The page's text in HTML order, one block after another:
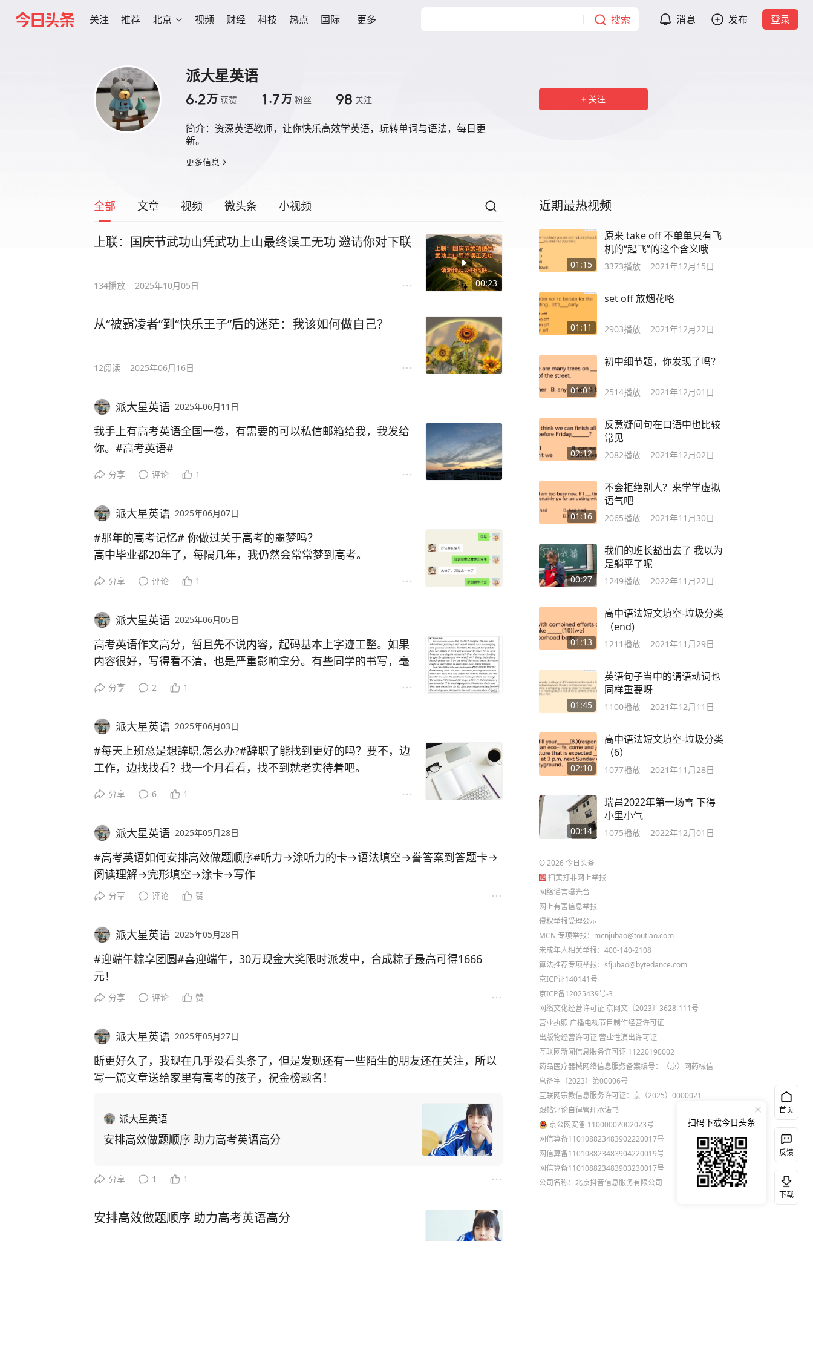
关注 推荐 北京 视频 财经 科技 热点 国际 更多 搜索 消息 发布 登录
派大星英语
6.2万 获赞 1.7万 粉丝 98 关注
简介： 资深英语教师，让你快乐高效学英语，玩转单词与语法，每日更
新。
更多信息
关注
全部 文章 视频 微头条 小视频
00:23
上联：国庆节武功山凭武功上山最终误工无功 邀请你对下联
134播放 2025年10月05日
从“被霸凌者”到“快乐王子”后的迷茫：我该如何做自己？
12阅读 2025年06月16日
派大星英语 2025年06月11日
我手上有高考英语全国一卷，有需要的可以私信邮箱给我，我发给
你。#高考英语#
分享 评论 1
派大星英语 2025年06月07日
#那年的高考记忆# 你做过关于高考的噩梦吗？
高中毕业都20年了，每隔几年，我仍然会常常梦到高考。
梦到数学特别难，做不完，急得快要崩溃。
如果有梦想，高中生活很充实，但确实也很累。那时候，我们一起
憧憬未来，虽有迷茫，但也坚定。想到高考，想到毕业，瞬间热血
沸腾，激动万分，但那一天真的到来的时候，我们又异常平静。我
色，第二天睡够了起来，卖掉了一蛇皮袋的试卷……
分享 评论 1
派大星英语 2025年06月05日
高考英语作文高分，暂且先不说内容，起码基本上字迹工整。如果
内容很好，写得看不清，也是严重影响拿分。有些同学的书写，毫
分享 2 1
派大星英语 2025年06月03日
#每天上班总是想辞职,怎么办?#辞职了能找到更好的吗？要不，边
工作，边找找看？找一个月看看，找不到就老实待着吧。
如果裸辞，辞职了不工作，积蓄能撑多久呢？如果积蓄较多，倒是
其实，最重要的是心态。这个世界的快乐是相对的，绝大多数人也
几乎找不到“快乐的工作”，因为工作就是有压力的，也许是KPI的压
能爱上最好，如果爱不上，就当它是养家糊口的一个手段，看破是
分享 6 1
派大星英语 2025年05月28日
#高考英语如何安排高效做题顺序#听力→涂听力的卡→语法填空→誊答案到答题卡→
阅读理解→完形填空→涂卡→写作
分享 评论 赞
派大星英语 2025年05月28日
#迎端午粽享团圆#喜迎端午，30万现金大奖限时派发中，合成粽子最高可得1666
元！
分享 评论 赞
派大星英语 2025年05月27日
断更好久了，我现在几乎没看头条了，但是发现还有一些陌生的朋友还在关注，所以
写一篇文章送给家里有高考的孩子，祝金榜题名！
派大星英语
安排高效做题顺序 助力高考英语高分
分享 1 1
安排高效做题顺序 助力高考英语高分
近期最热视频
01:15
原来 take off 不单单只有飞
机的“起飞”的这个含义哦
3373播放 2021年12月15日
01:11
set off 放烟花咯
2903播放 2021年12月22日
01:01
初中细节题，你发现了吗？
2514播放 2021年12月01日
02:12
反意疑问句在口语中也比较
常见
2082播放 2021年12月02日
01:16
不会拒绝别人？来学学虚拟
语气吧
2065播放 2021年11月30日
00:27
我们的班长豁出去了 我以为
是躺平了呢
1249播放 2022年11月22日
01:13
高中语法短文填空-垃圾分类
（end)
1211播放 2021年11月29日
01:45
英语句子当中的谓语动词也
同样重要呀
1100播放 2021年12月11日
02:10
高中语法短文填空-垃圾分类
（6）
1077播放 2021年11月28日
00:14
瑞昌2022年第一场雪 下得
小里小气
1075播放 2022年12月01日
©2026今日头条
扫黄打非网上举报
网络谣言曝光台
网上有害信息举报
侵权举报受理公示
MCN 专项举报：mcnjubao@toutiao.com
未成年人相关举报：400-140-2108
算法推荐专项举报：sfjubao@bytedance.com
京ICP证140141号
京ICP备12025439号-3
网络文化经营许可证 京网文〔2023〕3628-111号
营业执照 广播电视节目制作经营许可证
出版物经营许可证 营业性演出许可证
互联网新闻信息服务许可证 11220190002
药品医疗器械网络信息服务备案编号：（京）网药械信
息备字（2023）第00006号
互联网宗教信息服务许可证：京（2025）0000021
跟帖评论自律管理承诺书
京公网安备 11000002002023号
网信算备110108823483902220017号
网信算备110108823483904220019号
网信算备110108823483903230017号
公司名称：北京抖音信息服务有限公司
首页
反馈
下载
扫码下载今日头条